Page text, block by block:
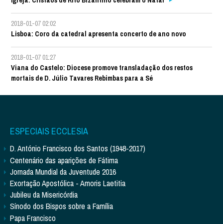
2018-01-07 02:02
Lisboa: Coro da catedral apresenta concerto de ano novo
2018-01-07 01:27
Viana do Castelo: Diocese promove transladação dos restos
mortais de D. Júlio Tavares Rebimbas para a Sé
ESPECIAIS ECCLESIA
D. António Francisco dos Santos (1948-2017)
Centenário das aparições de Fátima
Jornada Mundial da Juventude 2016
Exortação Apostólica - Amoris Laetitia
Jubileu da Misericórdia
Sínodo dos Bispos sobre a Família
Papa Francisco